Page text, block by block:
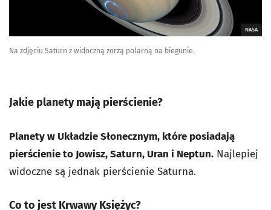
NASA
Na zdjęciu Saturn z widoczną zorzą polarną na biegunie.
Jakie planety mają pierścienie?
Planety w Układzie Słonecznym, które posiadają
pierścienie to Jowisz, Saturn, Uran i Neptun. Najlepiej
widoczne są jednak pierścienie Saturna.
Co to jest Krwawy Księżyc?